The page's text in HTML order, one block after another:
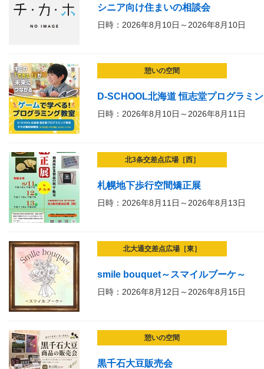
シニア向け住まいの相談会
日時：2026年8月10日～2026年8月10日
憩いの空間
D-SCHOOL北海道 恒志堂プログラミ
日時：2026年8月10日～2026年8月11日
北3条交差点広場［西］
札幌地下歩行空間矯正展
日時：2026年8月11日～2026年8月13日
北大通交差点広場［東］
smile bouquet～スマイルブーケ～
日時：2026年8月12日～2026年8月15日
憩いの空間
黒千石大豆販売会